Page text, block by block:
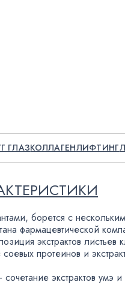
ГЛАЗКОЛЛАГЕНЛИФТИНГ
, борется с
фармацевтической
экстрактов листьев
протеинов и
экстрактов умэ